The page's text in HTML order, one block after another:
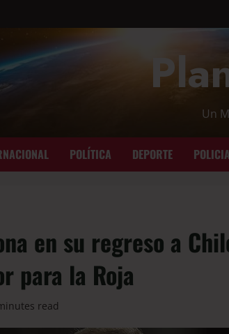
Un
POLÍTICA DEPORTE
en su regreso a
para la Roja
read